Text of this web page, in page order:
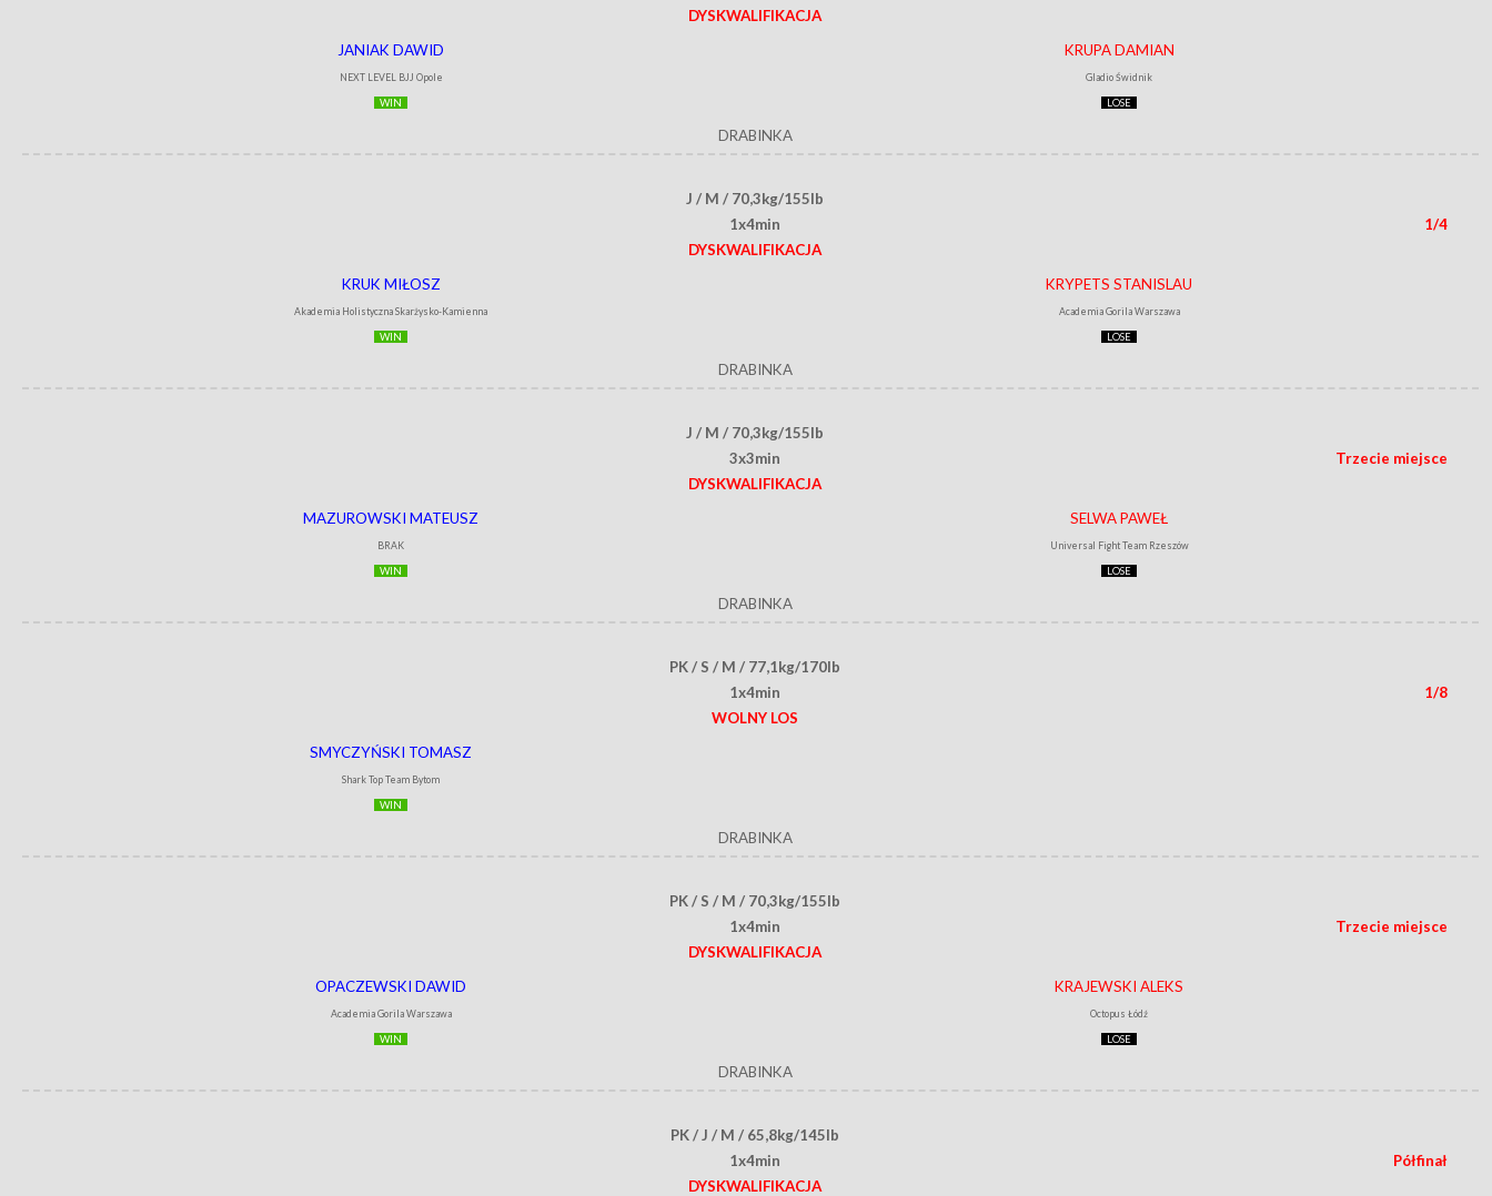
DYSKWALIFIKACJA
JANIAK DAWID
NEXT LEVEL BJJ Opole
WIN
KRUPA DAMIAN
Gladio Świdnik
LOSE
DRABINKA
J / M / 70,3kg/155lb
1x4min
1/4
DYSKWALIFIKACJA
KRUK MIŁOSZ
Akademia Holistyczna Skarżysko-Kamienna
WIN
KRYPETS STANISLAU
Academia Gorila Warszawa
LOSE
DRABINKA
J / M / 70,3kg/155lb
3x3min
Trzecie miejsce
DYSKWALIFIKACJA
MAZUROWSKI MATEUSZ
BRAK
WIN
SELWA PAWEŁ
Universal Fight Team Rzeszów
LOSE
DRABINKA
PK / S / M / 77,1kg/170lb
1x4min
1/8
WOLNY LOS
SMYCZYŃSKI TOMASZ
Shark Top Team Bytom
WIN
DRABINKA
PK / S / M / 70,3kg/155lb
1x4min
Trzecie miejsce
DYSKWALIFIKACJA
OPACZEWSKI DAWID
Academia Gorila Warszawa
WIN
KRAJEWSKI ALEKS
Octopus Łódź
LOSE
DRABINKA
PK / J / M / 65,8kg/145lb
1x4min
Półfinał
DYSKWALIFIKACJA